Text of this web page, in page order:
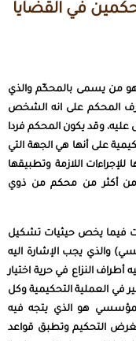
في القضايا
هو من يسمى بالمحكّم والذي
المحكم على انه الشخص
وقد يكون المحكم فردا
على أنها هي الجهة التي
للإجراءات اللازمة وتطبيقها
من أكثر من محكم من ذوي
فيما يخص حيثيات تشكيل
والذي يجب الإشارة اليه
أطراف النزاع في حرية اختيار
في العملية التحكيمية وكل
هو الذي يتجه فيه
التحكيم وتطبق قواعد